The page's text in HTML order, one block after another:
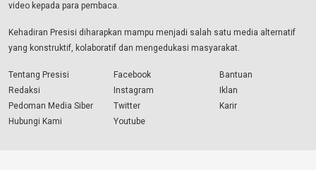
video kepada para pembaca.
Kehadiran Presisi diharapkan mampu menjadi salah satu media alternatif
yang konstruktif, kolaboratif dan mengedukasi masyarakat.
Tentang Presisi
Redaksi
Pedoman Media Siber
Hubungi Kami
Facebook
Instagram
Twitter
Youtube
Bantuan
Iklan
Karir